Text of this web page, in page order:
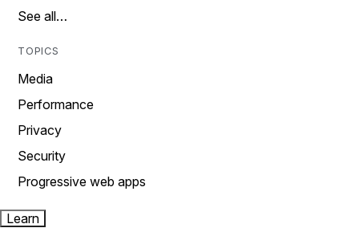
See all…
TOPICS
Media
Performance
Privacy
Security
Progressive web apps
Learn